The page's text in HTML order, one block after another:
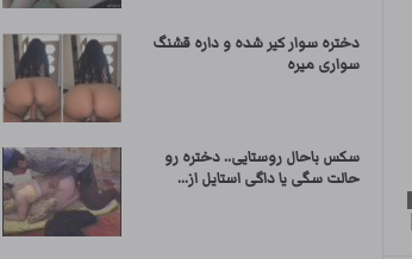
دختره سوار کیر شده و داره قشنگ
سواری میره
سکس باحال روستایی.. دختره رو
حالت سگی یا داگی استایل از...